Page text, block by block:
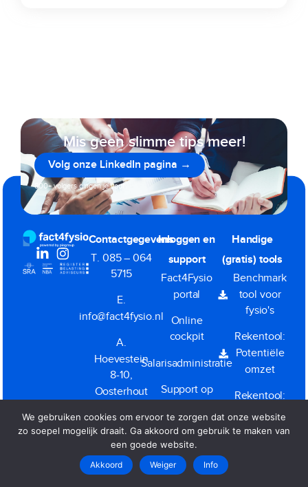
Mis geen slimme tips meer!
Volg onze LinkedIn pagina →
800+ volgers gingen je voor
Contactgegevens
T. 085 – 064
5715
E.
info@fact4fysio.nl
A.
Hoevestein
8-10,
Oosterhout
KvK.
57498695
Inloggen en
support
Fact4Fysio
portal
Online
cockpit
Salarisadministratie
Support op
(TeamViewer)
Handige
(gratis) tools
Benchmark
tool voor
fysio's
Rekentool:
Potentiële
omzet
Rekentool:
BV Ja of
Nee
Dienstverleningsvoorwaarden | Privacy|
Klacht melden
We gebruiken cookies om ervoor te zorgen dat onze website
zo soepel mogelijk draait. Ga akkoord om gebruik te maken van
een goede website.
Akkoord Weiger Info